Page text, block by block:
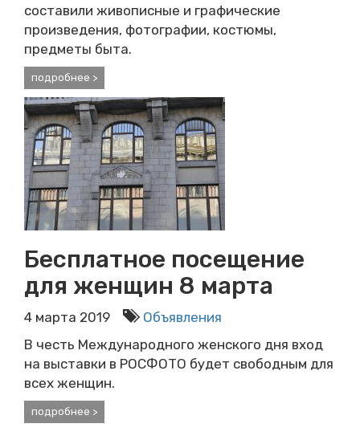
составили живописные и графические
произведения, фотографии, костюмы,
предметы быта.
подробнее >
Бесплатное посещение
для женщин 8 марта
4 марта 2019
Объявления
В честь Международного женского дня вход
на выставки в РОСФОТО будет свободным для
всех женщин.
подробнее >